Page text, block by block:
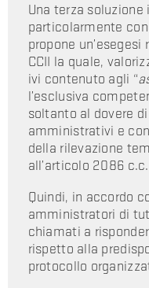
Una terza
particolarmente
propone
CCII la quale,
ivi contenuto agli “
l’esclusiva
soltanto al dovere
amministrativi e
della rilevazione
all’articolo 2086 c.c.
Quindi, in accordo
amministratori di
chiamati a
rispetto alla
protocollo